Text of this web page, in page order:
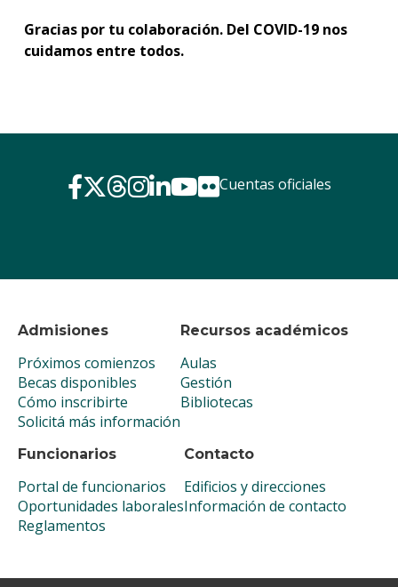
Gracias por tu colaboración. Del COVID-19 nos
cuidamos entre todos.
Admisiones
Próximos comienzos
Becas disponibles
Cómo inscribirte
Solicitá más información
Recursos académicos
Aulas
Gestión
Bibliotecas
Funcionarios
Portal de funcionarios
Oportunidades laborales
Reglamentos
Contacto
Edificios y direcciones
Información de contacto
Cuentas oficiales